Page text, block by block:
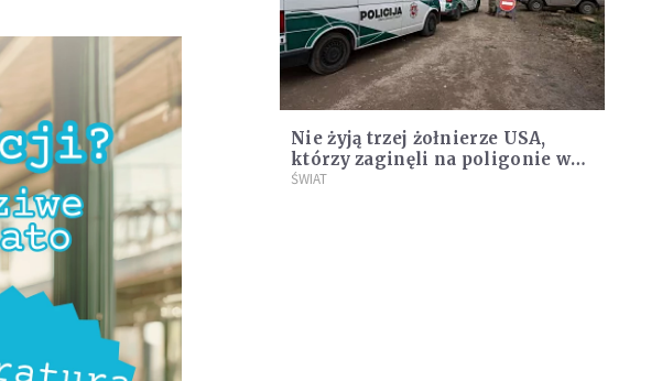
Nie żyją trzej żołnierze USA,
którzy zaginęli na poligonie w
Podbrodziu
ŚWIAT